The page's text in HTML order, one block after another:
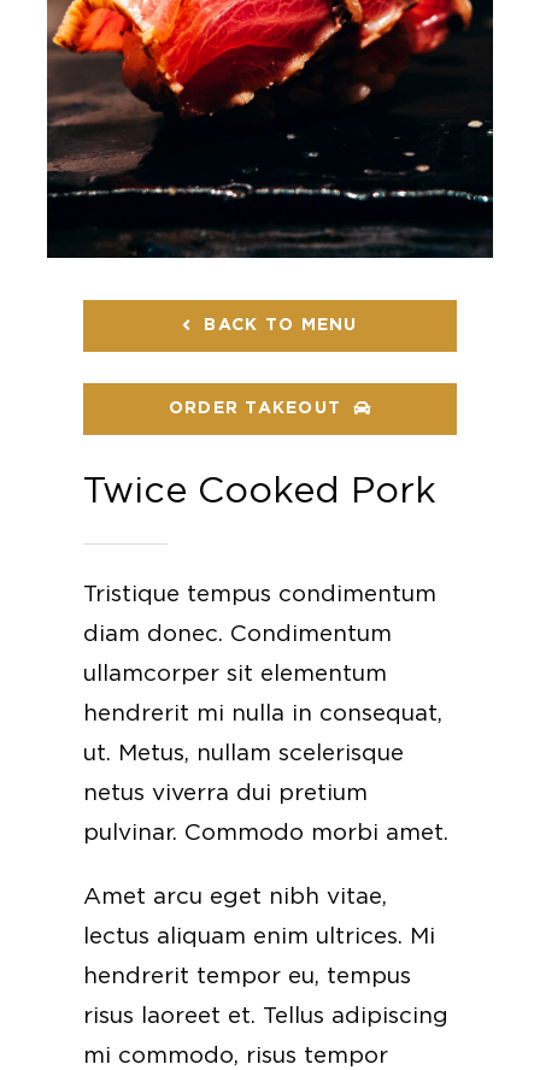
BACK TO MENU
ORDER TAKEOUT
Twice Cooked Pork
Tristique tempus condimentum
diam donec. Condimentum
ullamcorper sit elementum
hendrerit mi nulla in consequat,
ut. Metus, nullam scelerisque
netus viverra dui pretium
pulvinar. Commodo morbi amet.
Amet arcu eget nibh vitae,
lectus aliquam enim ultrices. Mi
hendrerit tempor eu, tempus
risus laoreet et. Tellus adipiscing
mi commodo, risus tempor